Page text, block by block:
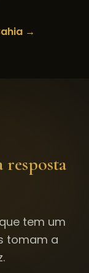
→
resposta
tem um
tomam a